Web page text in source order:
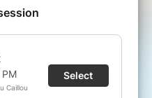
l'histoire
deux humains bien
qui ne peuvent fuir
canadienne.